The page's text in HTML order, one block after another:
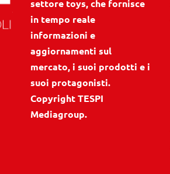
in tempo reale
informazioni e
aggiornamenti sul
mercato, i suoi prodotti e i
suoi protagonisti.
Copyright TESPI
Mediagroup.